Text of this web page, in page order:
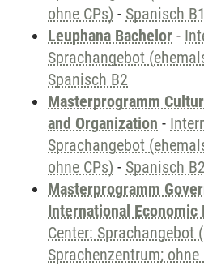
ohne CPs) - Spanisch B1
Leuphana Bachelor -
Sprachangebot
Spanisch B2
Masterprogramm
and Organization -
Sprachangebot
ohne CPs) - Spanisch B2
Masterprogramm
International Economic
Center: Sprachangebot
Sprachenzentrum; ohne